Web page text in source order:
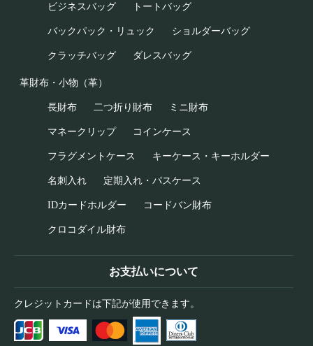
ビジネスバッグ トートバッグ
バックパック・リュック ショルダーバッグ
クラッチバッグ ダレスバッグ
革財布・小物（革）
長財布 二つ折り財布 ミニ財布
マネークリップ コインケース
フラグメントケース キーケース・キーホルダー
名刺入れ 定期入れ・パスケース
IDカードホルダー コードバン財布
クロコダイル財布
お支払いについて
クレジットカードは下記が使用できます。